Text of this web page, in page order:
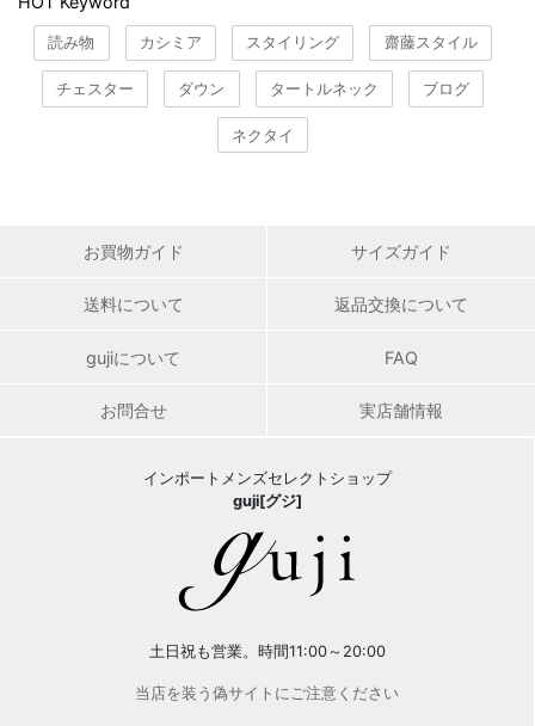
読み物 カシミア スタイリング 齋藤スタイル
チェスター ダウン タートルネック ブログ
ネクタイ
お買物ガイド サイズガイド
送料について 返品交換について
gujiについて FAQ
お問合せ 実店舗情報
インポートメンズセレクトショップ
guji[グジ]
土日祝も営業。時間11:00～20:00
当店を装う偽サイトにご注意ください